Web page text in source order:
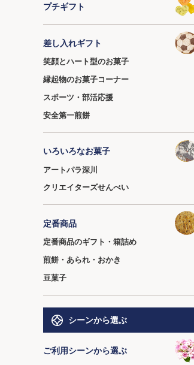
プチギフト
差し入れギフト
笑顔とハート型のお菓子
縁起物のお菓子コーナー
スポーツ・部活応援
安全第一煎餅
いろいろなお菓子
アートパラ深川
クリエイターズせんべい
定番商品
定番商品のギフト・箱詰め
煎餅・あられ・おかき
豆菓子
シーンから選ぶ
ご利用シーンから選ぶ